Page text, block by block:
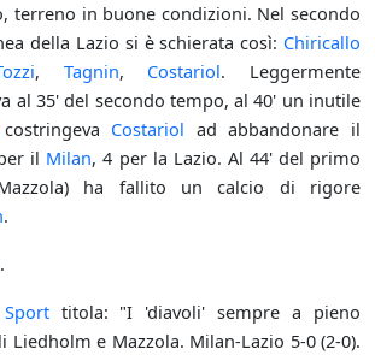
terreno in buone condizioni. Nel secondo
della Lazio si è schierata così: Chiricallo
, Tagnin, Costariol. Leggermente
al 35' del secondo tempo, al 40' un inutile
costringeva Costariol ad abbandonare il
il Milan, 4 per la Lazio. Al 44' del primo
ha fallito un calcio di rigore
.
titola: "I 'diavoli' sempre a pieno
e Mazzola. Milan-Lazio 5-0 (2-0).